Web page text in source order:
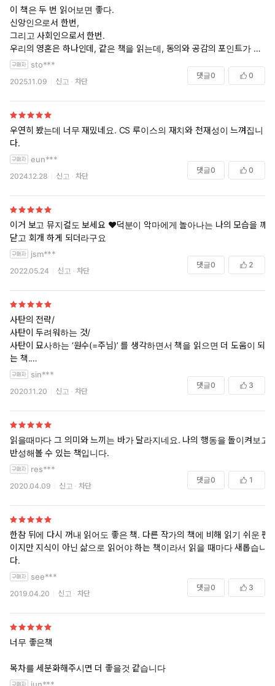
이 책은 두 번 읽어보면 좋다.
신앙인으로서 한번,
그리고 사회인으로서 한번.
우리의 영혼은 하나인데, 같은 책을 읽는데, 동의와 공감의 포인트가 정반
대가 되지 않는가?
우리가 두 주인을 모두 섬길 수 없다는 진리를 가장 문학적으로 보여주는
작품중 하나.
sto***
2025.11.09 신고 차단
댓글0 0
우연히 봤는데 너무 재밌네요. CS 루이스의 재치와 천재성이 느껴집니
다.
eun***
2024.12.28 신고 차단
댓글0 0
이거 보고 뮤지컬도 보세요 ❤️덕분이 악마에게 놀아나는 나의 모습을 깨
닫고 회개 하게 되더라구요
jsm***
2022.05.24 신고 차단
댓글0 2
사탄의 전략/
사탄이 두려워하는 것/
사탄이 묘사하는 ‘원수(=주님)’ 를 생각하면서 책을 읽으면 더 도움이 되
는 책.
한 순간 정신을 놓으면 사탄의 전략에 ‘옳다, 옳다’ 이러면서 사탄에 공감
하게 하는 책.
분별력을 키우며 읽어야 할, 생각보다 깊은 책.
sin***
2020.11.20 신고 차단
댓글0 3
읽을때마다 그 의미와 느끼는 바가 달라지네요. 나의 행동을 돌이켜보고
반성해볼 수 있는 책입니다.
res***
2020.04.09 신고 차단
댓글0 1
한참 뒤에 다시 꺼내 읽어도 좋은 책. 다른 작가의 책에 비해 읽기 쉬운 편
이지만 지식이 아닌 삶으로 읽어야 하는 책이라서 읽을 때마다 새롭습니
다.
see***
2019.04.20 신고 차단
댓글0 3
너무 좋은책
목차를 세분화해주시면 더 좋을것 같습니다